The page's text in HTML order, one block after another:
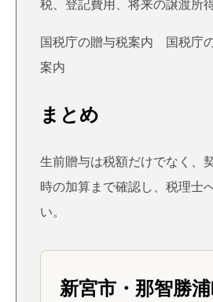
税、登記費用、将来の譲渡所
国税庁の贈与税案内
国税庁
案内
まとめ
生前贈与は税額だけでなく、
時の加算まで確認し、税理士
い。
新宮市・那智勝